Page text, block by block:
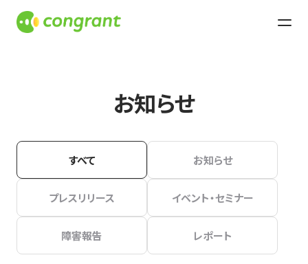
お知らせ
すべて お知らせ
プレスリリース イベント・セミナー
障害報告 レポート